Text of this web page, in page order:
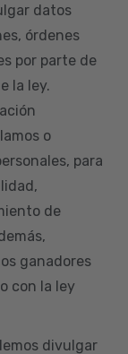
datos
órdenes
por parte de
la ley.
o
para
de
ganadores
con la ley
divulgar